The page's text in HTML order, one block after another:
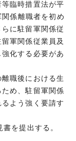
臨時措置法が平
係離職者を初め
に駐留軍関係従
軍関係従業員及
化する必要があ
職後における生
め、駐留軍関係
よう強く要請す
を提出する。